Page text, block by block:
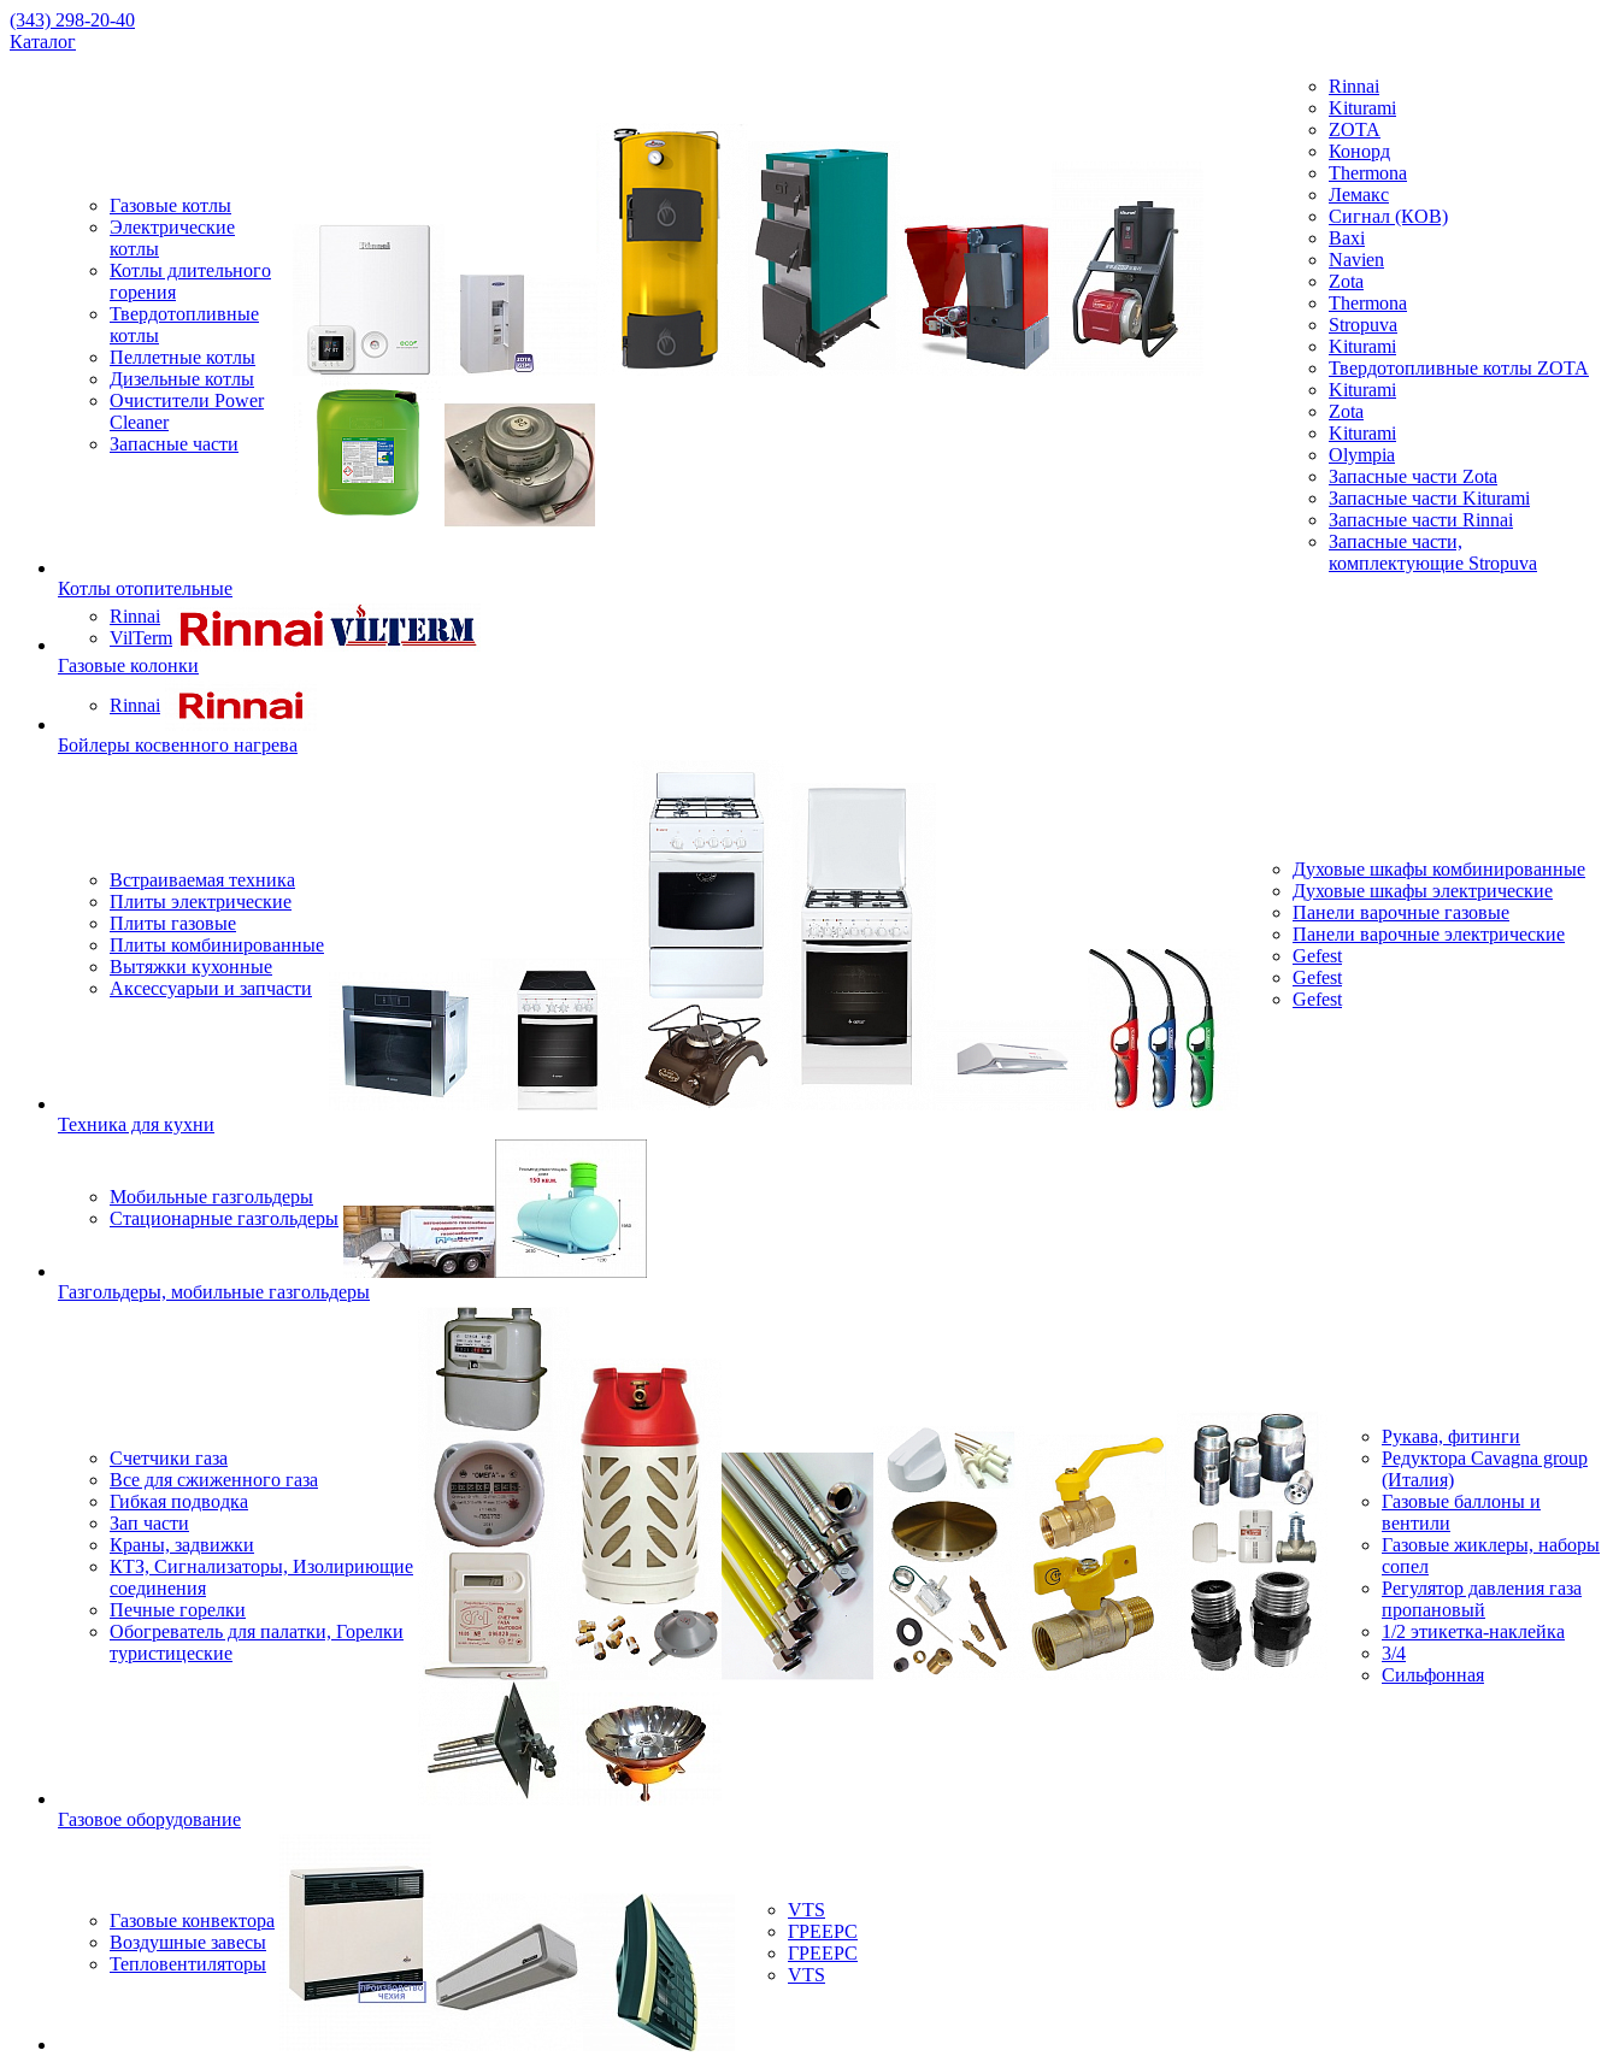
(343) 298-20-40
Каталог
Газовые котлы
Электрические
котлы
Котлы длительного
горения
Твердотопливные
котлы
Пеллетные котлы
Дизельные котлы
Очистители Power
Cleaner
Запасные части
Rinnai
Kiturami
ZOTA
Конорд
Thermona
Лемакс
Сигнал (КОВ)
Baxi
Navien
Zota
Thermona
Stropuva
Kiturami
Твердотопливные котлы ZOTA
Kiturami
Zota
Kiturami
Olympia
Запасные части Zota
Запасные части Kiturami
Запасные части Rinnai
Запасные части,
комплектующие Stropuva
Котлы отопительные
Rinnai
VilTerm
Газовые колонки
Rinnai
Бойлеры косвенного нагрева
Встраиваемая техника
Плиты электрические
Плиты газовые
Плиты комбинированные
Вытяжки кухонные
Аксессуарыи и запчасти
Духовые шкафы комбинированные
Духовые шкафы электрические
Панели варочные газовые
Панели варочные электрические
Gefest
Gefest
Gefest
Техника для кухни
Мобильные газгольдеры
Стационарные газгольдеры
Газгольдеры, мобильные газгольдеры
Счетчики газа
Все для сжиженного газа
Гибкая подводка
Зап части
Краны, задвижки
КТЗ, Сигнализаторы, Изолириющие
соединения
Печные горелки
Обогреватель для палатки, Горелки
туристицеские
Рукава, фитинги
Редуктора Cavagna group
(Италия)
Газовые баллоны и
вентили
Газовые жиклеры, наборы
сопел
Регулятор давления газа
пропановый
1/2 этикетка-наклейка
3/4
Сильфонная
Газовое оборудование
Газовые конвектора
Воздушные завесы
Тепловентиляторы
VTS
ГРЕЕРС
ГРЕЕРС
VTS